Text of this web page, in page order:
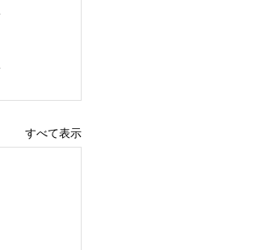
すべて表示